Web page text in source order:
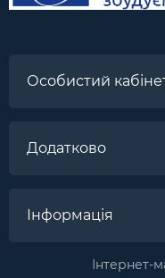
Особистий
Додатково
Інформація
Інтернет-